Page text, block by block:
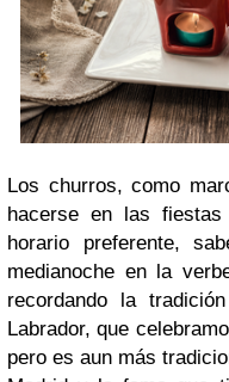
Los churros, como
hacerse en las
horario preferente,
medianoche en la
recordando la
Labrador, que
pero es aun más